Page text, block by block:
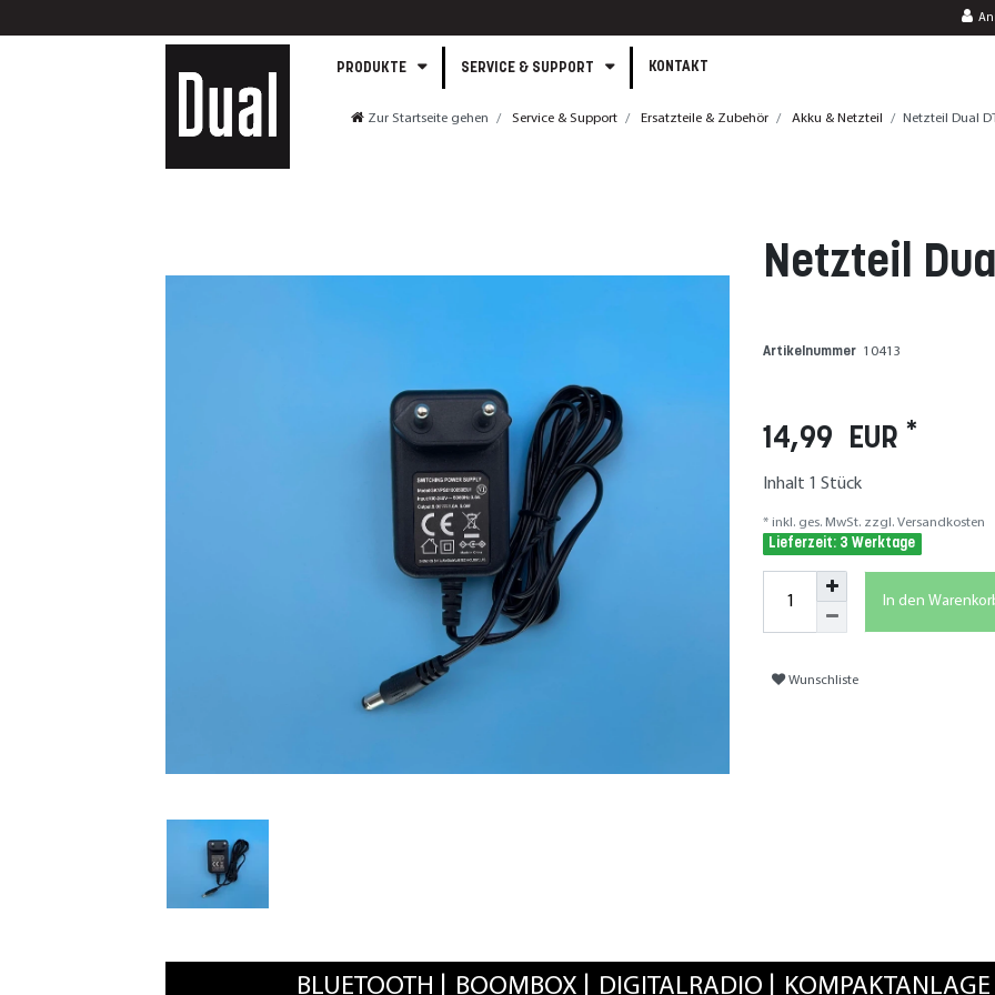
PRODUKTE SERVICE & SUPPORT KONTAKT
Zur Startseite gehen Service & Support Ersatzteile & Zubehör Akku & Netzteil Netzteil Dual
Netzteil
Artikelnummer 10413
14,99 EUR *
Inhalt 1 Stück
* inkl. ges. MwSt. zzgl. Versandkosten
Lieferzeit: 3 Werktage
In den
Wunschliste
BLUETOOTH BOOMBOX DIGITALRADIO KOMPAKTANLAGE